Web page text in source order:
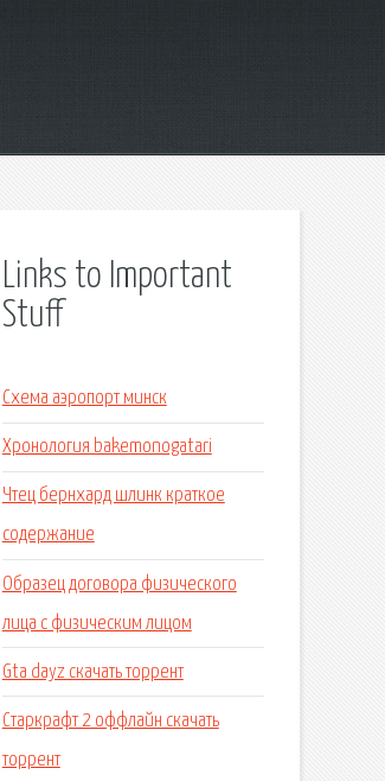
Links to Important
Stuff
Схема аэропорт минск
Хронология bakemonogatari
Чтец бернхард шлинк краткое
содержание
Образец договора физического
лица с физическим лицом
Gta dayz скачать торрент
Старкрафт 2 оффлайн скачать
торрент